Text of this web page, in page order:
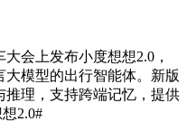
会上发布小度想想2.0，
模型的出行智能体。新版
理，支持跨端记忆，提供
2.0#